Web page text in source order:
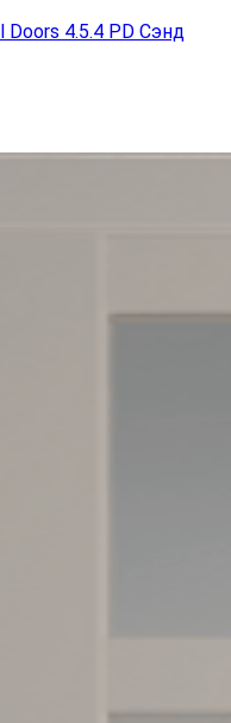
4.5.4 PD Сэнд